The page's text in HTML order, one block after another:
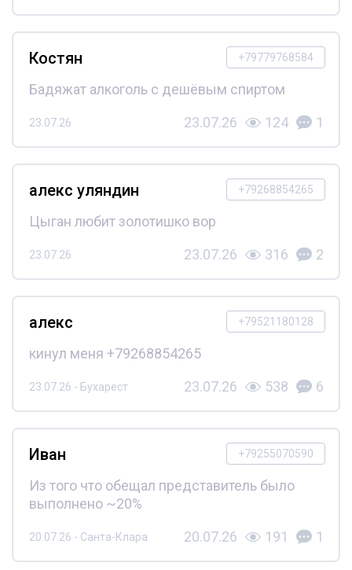
+79779768584
Костян
Бадяжат алкоголь с дешёвым спиртом
23.07.26 23.07.26 124 1
+79268854265
алекс уляндин
Цыган любит золотишко вор
23.07.26 23.07.26 316 2
+79521180128
алекс
кинул меня +79268854265
23.07.26 - Бухарест 23.07.26 538 6
+79255070590
Иван
Из того что обещал представитель было
выполнено ~20%
20.07.26 - Санта-Клара 20.07.26 191 1